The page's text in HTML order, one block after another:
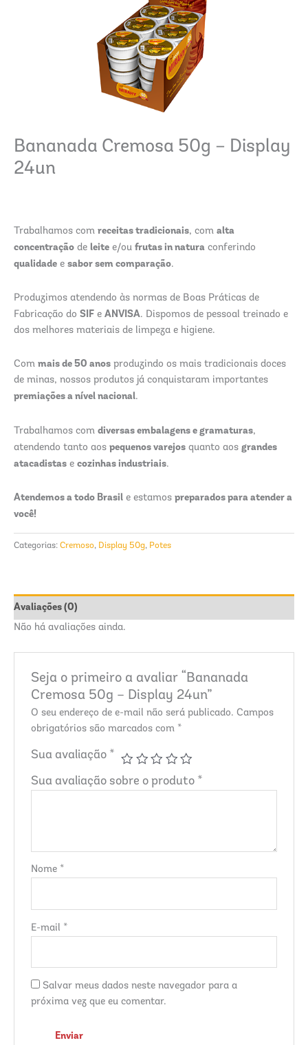
Bananada Cremosa 50g – Display
24un
Trabalhamos com receitas tradicionais, com alta
concentração de leite e/ou frutas in natura conferindo
qualidade e sabor sem comparação.
Produzimos atendendo às normas de Boas Práticas de
Fabricação do SIF e ANVISA. Dispomos de pessoal treinado e
dos melhores materiais de limpeza e higiene.
Com mais de 50 anos produzindo os mais tradicionais doces
de minas, nossos produtos já conquistaram importantes
premiações a nível nacional.
Trabalhamos com diversas embalagens e gramaturas,
atendendo tanto aos pequenos varejos quanto aos grandes
atacadistas e cozinhas industriais.
Atendemos a todo Brasil e estamos preparados para atender a
você!
Categorias: Cremoso, Display 50g, Potes
Avaliações (0)
Não há avaliações ainda.
Seja o primeiro a avaliar “Bananada
Cremosa 50g – Display 24un”
O seu endereço de e-mail não será publicado. Campos
obrigatórios são marcados com *
Sua avaliação *
Sua avaliação sobre o produto *
Nome *
E-mail *
Salvar meus dados neste navegador para a
próxima vez que eu comentar.